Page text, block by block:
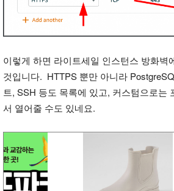
이렇게 하면 라이트세일 인스턴스 방화벽
것입니다. HTTPS 뿐만 아니라
트, SSH 등도 목록에 있고, 커스텀으로는
서 열어줄 수도 있네요.